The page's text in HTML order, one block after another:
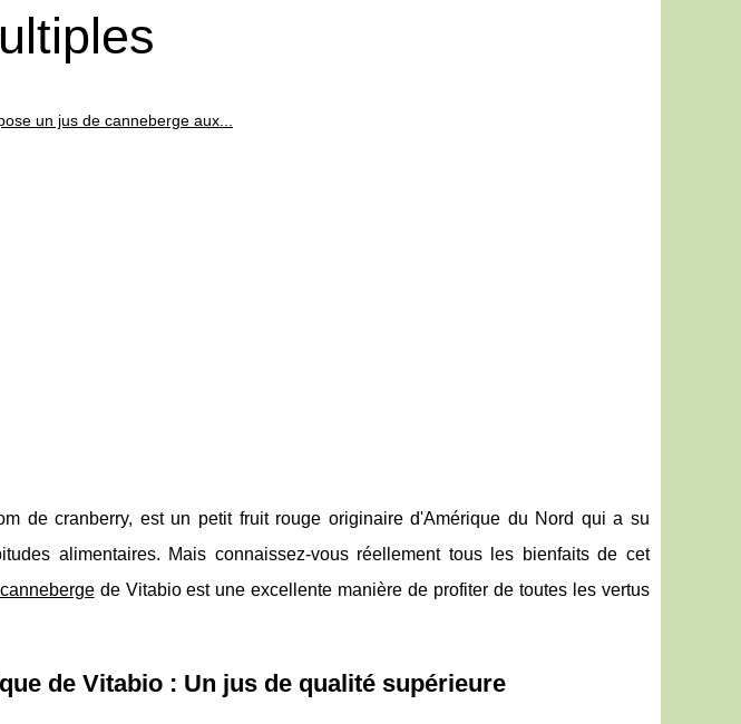
un jus de canneberge aux...
de cranberry, est un petit fruit rouge originaire d'Amérique du Nord qui a su
alimentaires. Mais connaissez-vous réellement tous les bienfaits de cet
de Vitabio est une excellente manière de profiter de toutes les vertus
de Vitabio : Un jus de qualité supérieure